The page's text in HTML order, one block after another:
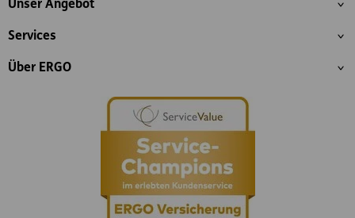
Unser Angebot
Services
Über ERGO